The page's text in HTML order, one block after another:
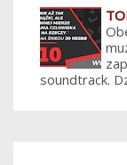
soundtrack.